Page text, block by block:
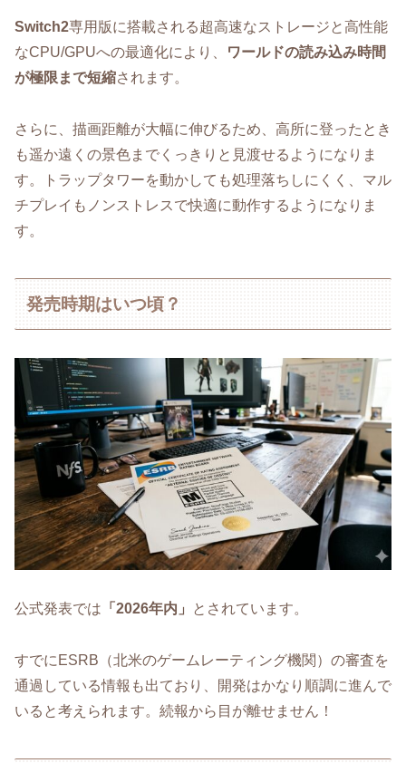
Switch2専用版に搭載される超高速なストレージと高性能
なCPU/GPUへの最適化により、
ワールドの読み込み時間
が極限まで短縮されます。
さらに、描画距離が大幅に伸びるため、高所に登ったとき
も遥か遠くの景色までくっきりと見渡せるようになりま
す。トラップタワーを動かしても処理落ちしにくく、マル
チプレイもノンストレスで快適に動作するようになりま
す。
発売時期はいつ頃？
公式発表では 「2026年内」 とされています。
すでにESRB（北米のゲームレーティング機関）の審査を
通過している情報も出ており、開発はかなり順調に進んで
いると考えられます。続報から目が離せません！